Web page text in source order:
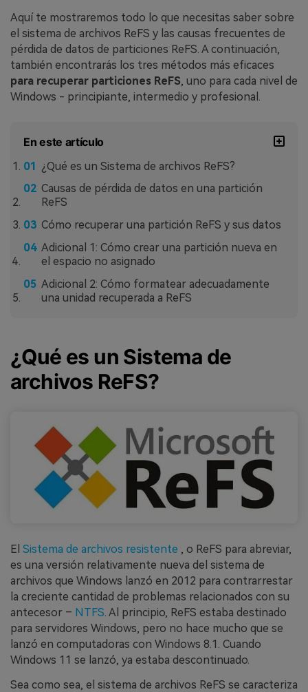
Aquí te mostraremos todo lo que necesitas saber sobre
el sistema de archivos ReFS y las causas frecuentes de
pérdida de datos de particiones ReFS. A continuación,
también encontrarás los tres métodos más eficaces
para recuperar particiones ReFS, uno para cada nivel de
Windows - principiante, intermedio y profesional.
En este artículo
¿Qué es un Sistema de archivos ReFS?
Causas de pérdida de datos en una partición
ReFS
Cómo recuperar una partición ReFS y sus datos
Adicional 1: Cómo crear una partición nueva en
el espacio no asignado
Adicional 2: Cómo formatear adecuadamente
una unidad recuperada a ReFS
¿Qué es un Sistema de
archivos ReFS?
El Sistema de archivos resistente , o ReFS para abreviar,
es una versión relativamente nueva del sistema de
archivos que Windows lanzó en 2012 para contrarrestar
la creciente cantidad de problemas relacionados con su
antecesor – NTFS . Al principio, ReFS estaba destinado
para servidores Windows, pero no hace mucho que se
lanzó en computadoras con Windows 8.1. Cuando
Windows 11 se lanzó, ya estaba descontinuado.
Sea como sea, el sistema de archivos ReFS se caracteriza